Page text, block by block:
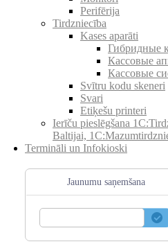
Perifērija
Tirdzniecība
Kases aparāti
Гибридные
Кассовые
Кассовые
Svītru kodu skeneri
Svari
Etiķešu printeri
Ierīču pieslēgšana
Baltijai,
Termināli un Infokioski
Jaunumu saņemšana